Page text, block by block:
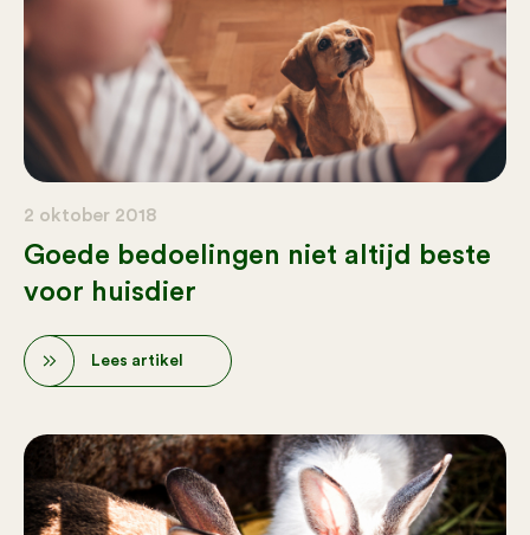
2 oktober 2018
Goede bedoelingen niet altijd beste
voor huisdier
Lees artikel